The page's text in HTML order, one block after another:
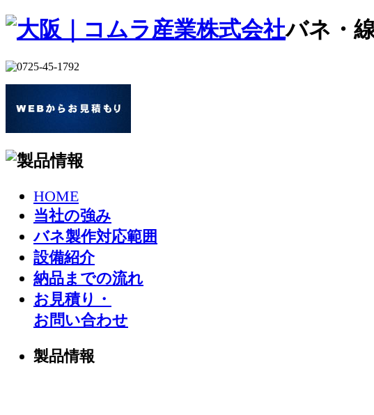
バネ・
HOME
当社の強み
バネ製作対応範囲
設備紹介
納品までの流れ
お見積り・
お問い合わせ
製品情報